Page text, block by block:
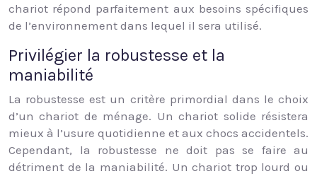
chariot répond parfaitement aux besoins spécifiques
de l’environnement dans lequel il sera utilisé.
Privilégier la robustesse et la
maniabilité
La robustesse est un critère primordial dans le choix
d’un chariot de ménage. Un chariot solide résistera
mieux à l’usure quotidienne et aux chocs accidentels.
Cependant, la robustesse ne doit pas se faire au
détriment de la maniabilité. Un chariot trop lourd ou